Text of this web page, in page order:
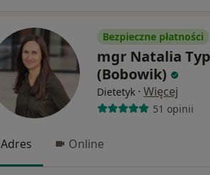
Bezpieczne płatności
mgr Natalia
(Bobowik)
Dietetyk · Więcej
51 opinii
Adres Online